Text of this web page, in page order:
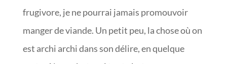
frugivore, je ne pourrai jamais promouvoir
manger de viande. Un petit peu, la chose où on
est archi archi dans son délire, en quelque